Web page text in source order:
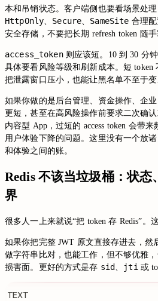
本和吊销状态。客户端侧也要看场景处
HttpOnly、 Secure、 SameSite 合理
安全存储，不要把长期 refresh token 随手
access_token则应该短。10 到 30 分
具体要看风险等级和刷新成本。短 token
把泄露窗口压小，也能让黑名单不至于变
如果你做的是后台管理、资金操作、企业
更短，甚至在高风险操作前要求二次确
内容型 App，过短的 access token 会带来
用户体验下降的问题。这里没有一个放
和体验之间的账。
Redis 不该当垃圾桶：状态
界
很多人一上来就说“把 token 存 Redis”。
如果你把完整 JWT 原文直接存进去，然
做字符串比对，也能工作，但不够优雅
损害面。更好的方式是存 sid 、 jti或
TEXT